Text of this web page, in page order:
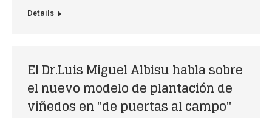
Details
El Dr.Luis Miguel Albisu habla sobre
el nuevo modelo de plantación de
viñedos en "de puertas al campo"